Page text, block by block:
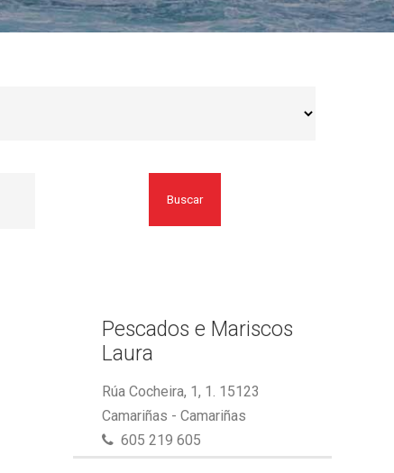
Buscar
Pescados e Mariscos
Laura
Rúa Cocheira, 1, 1. 15123
Camariñas - Camariñas
605 219 605